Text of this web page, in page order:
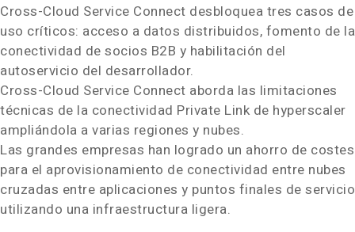
Cross-Cloud Service Connect desbloquea tres casos de
uso críticos: acceso a datos distribuidos, fomento de la
conectividad de socios B2B y habilitación del
autoservicio del desarrollador.
Cross-Cloud Service Connect aborda las limitaciones
técnicas de la conectividad Private Link de hyperscaler
ampliándola a varias regiones y nubes.
Las grandes empresas han logrado un ahorro de costes
para el aprovisionamiento de conectividad entre nubes
cruzadas entre aplicaciones y puntos finales de servicio
utilizando una infraestructura ligera.